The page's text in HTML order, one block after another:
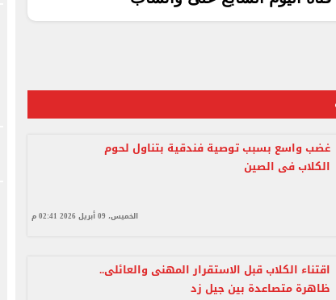
غضب واسع بسبب توصية فندقية بتناول لحوم
الكلاب فى الصين
الخميس، 09 أبريل 2026 02:41 م
اقتناء الكلاب قبل الاستقرار المهنى والعائلى..
ظاهرة متصاعدة بين جيل زد